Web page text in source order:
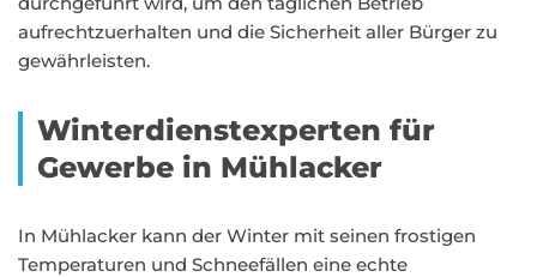
aufrechtzuerhalten und die Sicherheit aller Bürger zu
gewährleisten.
Winterdienstexperten für
Gewerbe in Mühlacker
In Mühlacker kann der Winter mit seinen frostigen
Temperaturen und Schneefällen eine echte